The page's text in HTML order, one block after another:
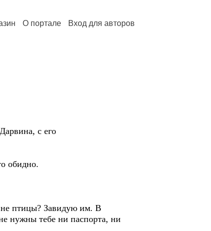
О портале Вход для авторов
с его
обидно.
птицы? Завидую им. В
нужны тебе ни паспорта, ни